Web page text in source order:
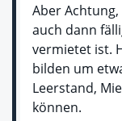
Aber Achtung,
auch dann
vermietet ist.
bilden um
Leerstand,
können.